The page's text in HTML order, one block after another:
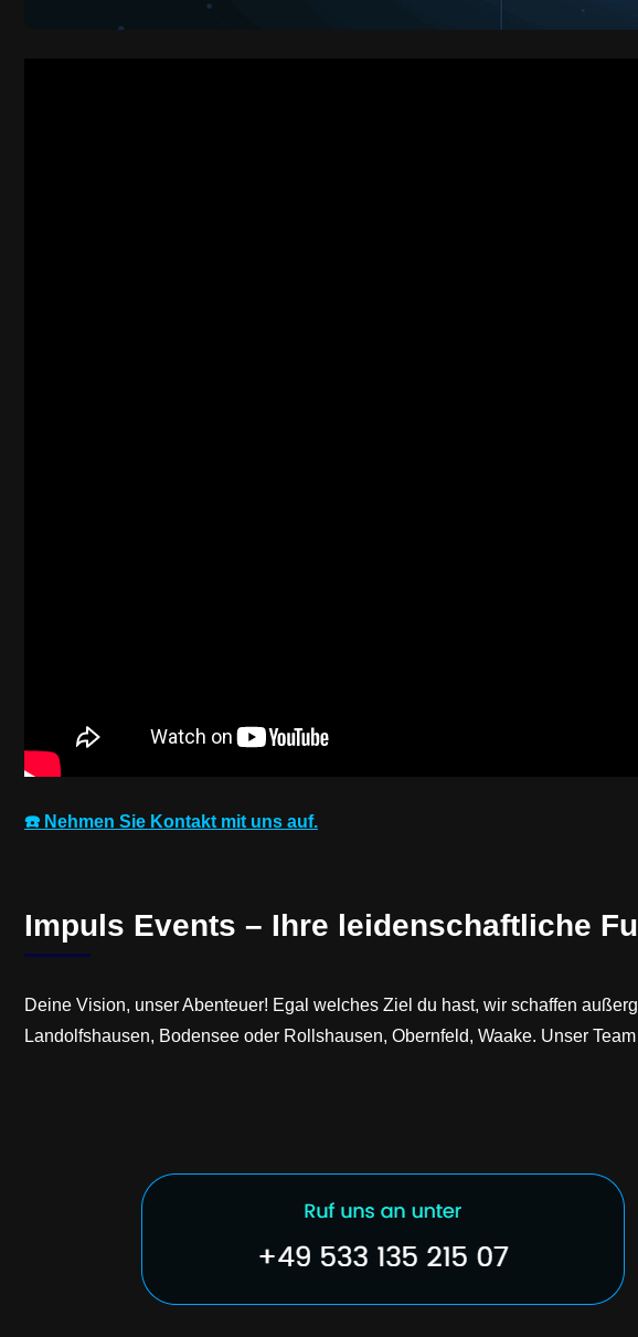
☎️ Nehmen Sie Kontakt mit uns auf.
Impuls Events – Ihre leidenschaftliche
Deine Vision, unser Abenteuer! Egal welches Ziel du hast, wir schaffen
Landolfshausen, Bodensee oder Rollshausen, Obernfeld, Waake. Unser